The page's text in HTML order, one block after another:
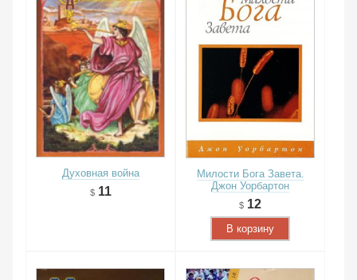
Духовная война
11
Милости Бога Завета.
Джон Уорбартон
12
В корзину